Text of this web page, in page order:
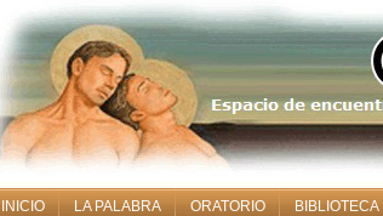
INICIO LA PALABRA ORATORIO BIBLIOTECA